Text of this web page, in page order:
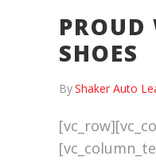
PROUD
SHOES
ByShaker Auto